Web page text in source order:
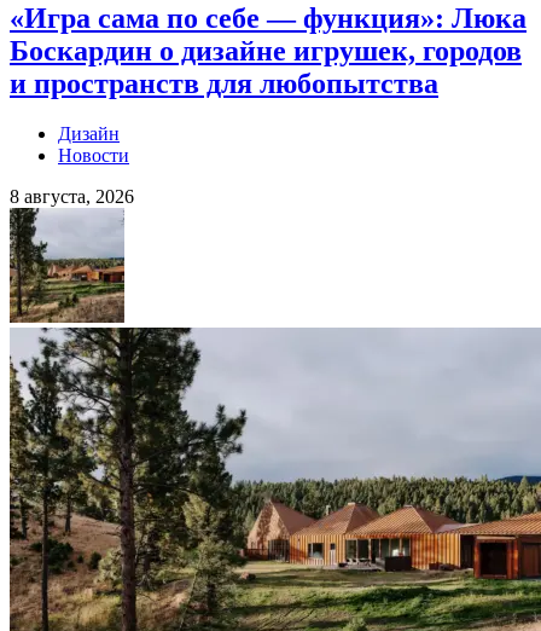
«Игра сама по себе — функция»: Люка
Боскардин о дизайне игрушек, городов
и пространств для любопытства
Дизайн
Новости
8 августа, 2026